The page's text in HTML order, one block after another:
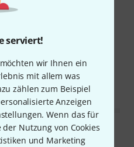
serviert!
wir Ihnen ein
mit allem was
zählen zum Beispiel
Anzeigen
Wenn das für
Nutzung von Cookies
und Marketing
usw. verwendet. Kurz
Stützstange erfüllt
zu bedienen, robust
lohnt sich also durchaus.
MELDEN